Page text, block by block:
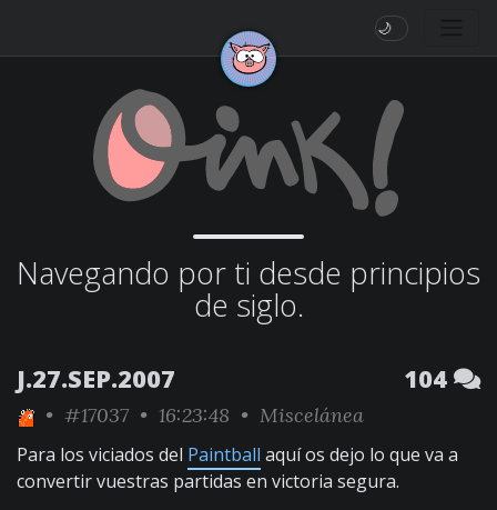
🌙
Navegando por ti desde principios
de siglo.
J.27.SEP.2007 104
• #17037 • 16:23:48 • Miscelánea
Para los viciados del Paintball aquí os dejo lo que va a
convertir vuestras partidas en victoria segura.